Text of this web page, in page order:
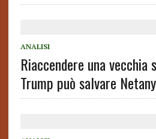
ANALISI
Riaccendere una vecchia
Trump può salvare